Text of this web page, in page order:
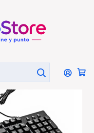
Kit Gamer
Annihilator